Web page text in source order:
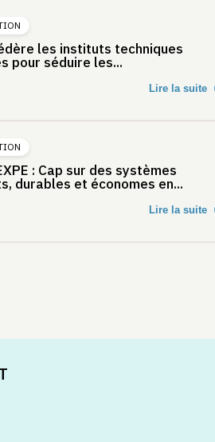
les instituts techniques
pour séduire les...
Lire la suite
: Cap sur des systèmes
durables et économes en...
Lire la suite